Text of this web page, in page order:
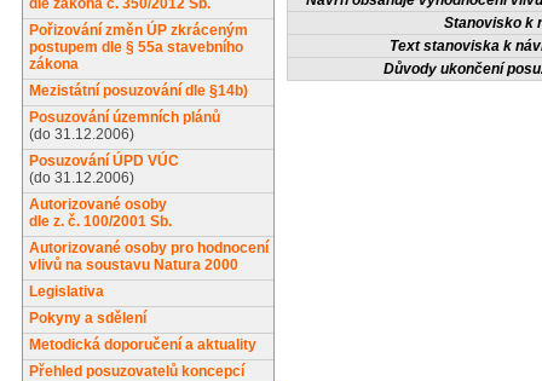
dle zákona č. 350/2012 Sb.
Pořizování změn ÚP zkráceným
postupem dle § 55a stavebního
zákona
Mezistátní posuzování dle §14b)
Posuzování územních plánů
(do 31.12.2006)
Posuzování ÚPD VÚC
(do 31.12.2006)
Autorizované osoby
dle z. č. 100/2001 Sb.
Autorizované osoby pro hodnocení
vlivů na soustavu Natura 2000
Legislativa
Pokyny a sdělení
Metodická doporučení a aktuality
Přehled posuzovatelů koncepcí
Stanovisko k
Text stanoviska k
Důvody ukončení